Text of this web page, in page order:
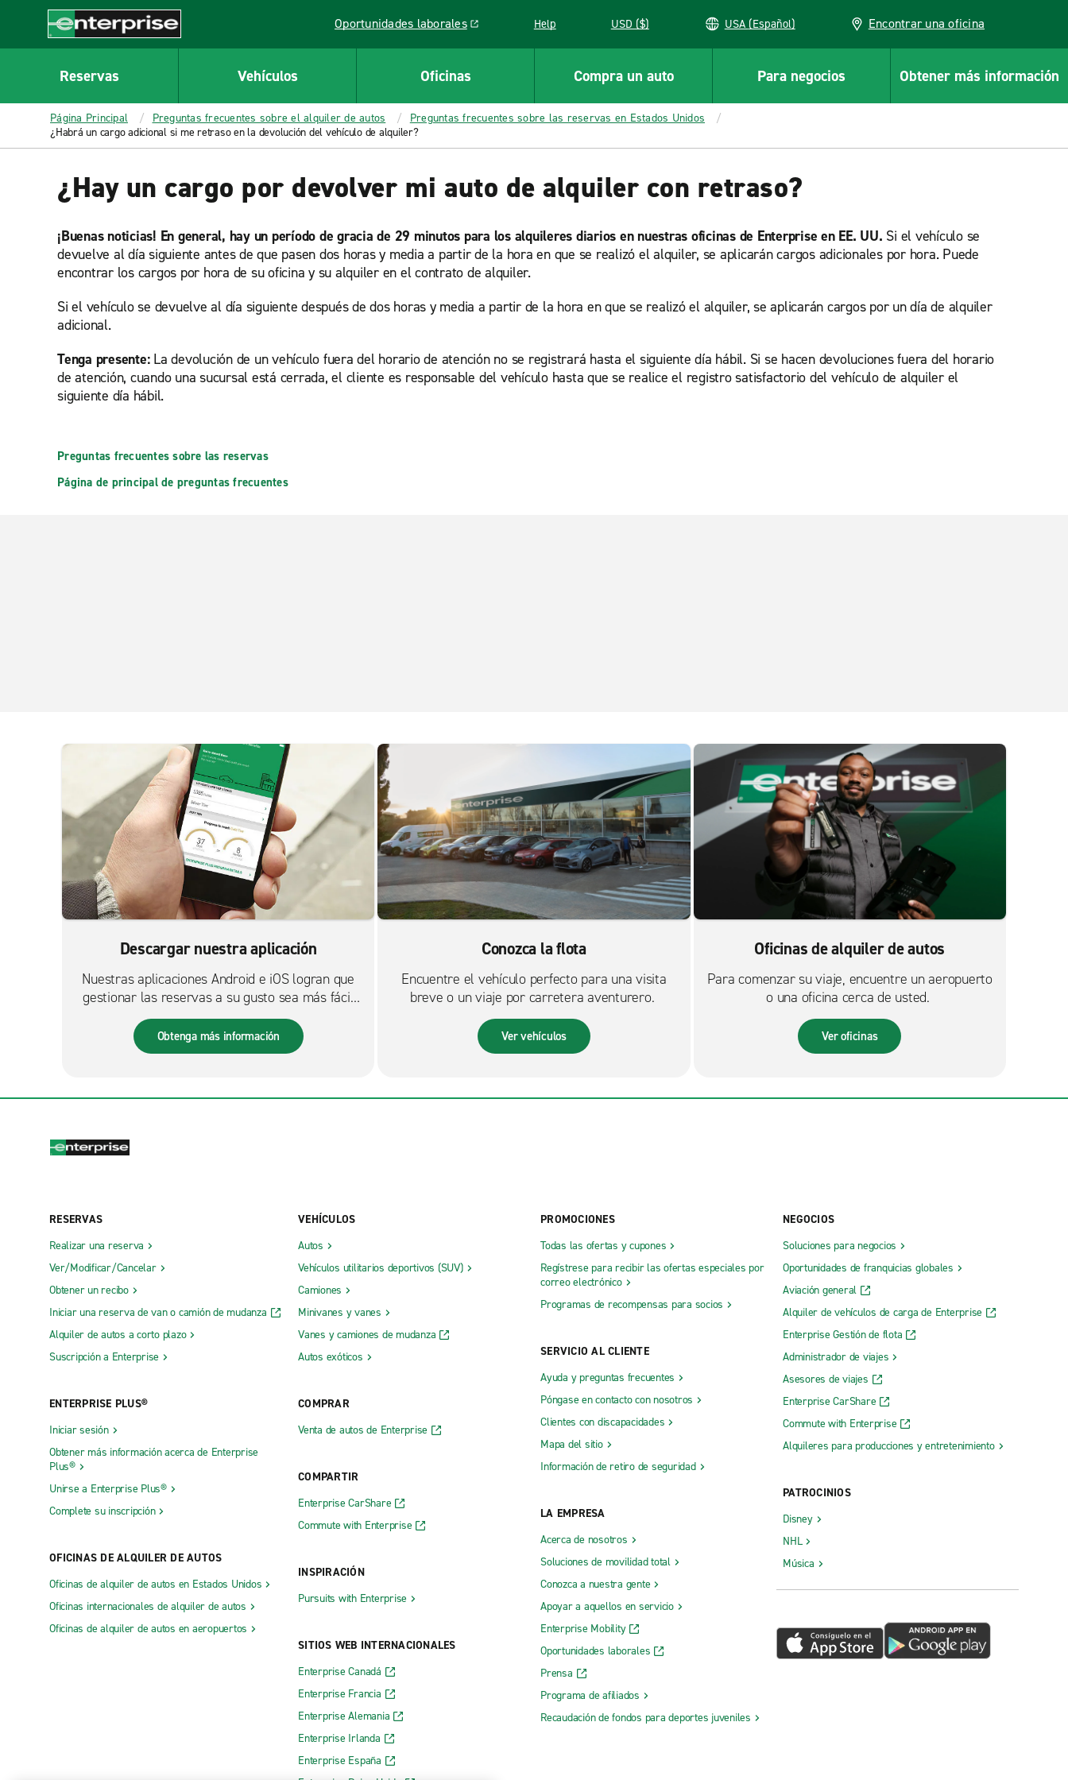
CONTENT
Enterprise
Oportunidades laborales
Link opens in a new window Help USD ($) USA (Español) Encontrar una oficina
Reservas Vehículos Oficinas Compra un auto Para negocios Obtener más información
Página Principal Preguntas frecuentes sobre el alquiler de autos
Preguntas frecuentes sobre las reservas en Estados Unidos
¿Habrá un cargo adicional si me retraso en la devolución del vehículo de alquiler?
¿Hay un cargo por devolver mi auto de alquiler con retraso?
¡Buenas noticias! En general, hay un período de gracia de 29 minutos para los alquileres diarios en nuestras oficinas de Enterprise en EE. UU. Si el vehículo se
devuelve al día siguiente antes de que pasen dos horas y media a partir de la hora en que se realizó el alquiler, se aplicarán cargos adicionales por hora. Puede
encontrar los cargos por hora de su oficina y su alquiler en el contrato de alquiler.
Si el vehículo se devuelve al día siguiente después de dos horas y media a partir de la hora en que se realizó el alquiler, se aplicarán cargos por un día de alquiler
adicional.
Tenga presente:La devolución de un vehículo fuera del horario de atención no se registrará hasta el siguiente día hábil. Si se hacen devoluciones fuera del horario
de atención, cuando una sucursal está cerrada, el cliente es responsable del vehículo hasta que se realice el registro satisfactorio del vehículo de alquiler el
siguiente día hábil.
Preguntas frecuentes sobre las reservas
Página de principal de preguntas frecuentes
Descargar nuestra aplicación
Nuestras aplicaciones Android e iOS logran que
gestionar las reservas a su gusto sea más fácil
que nunca.
Obtenga más información
Conozca la flota
Encuentre el vehículo perfecto para una visita
breve o un viaje por carretera aventurero.
Ver vehículos
Oficinas de alquiler de autos
Para comenzar su viaje, encuentre un aeropuerto
o una oficina cerca de usted.
Ver oficinas
RESERVAS
Realizar una reserva
Ver/Modificar/Cancelar
Obtener un recibo
Iniciar una reserva de van o camión de mudanza
Alquiler de autos a corto plazo
Suscripción a Enterprise
ENTERPRISE PLUS®
Iniciar sesión
Obtener más información acerca de Enterprise
Plus®
Unirse a Enterprise Plus®
Complete su inscripción
OFICINAS DE ALQUILER DE AUTOS
Oficinas de alquiler de autos en Estados Unidos
Oficinas internacionales de alquiler de autos
Oficinas de alquiler de autos en aeropuertos
VEHÍCULOS
Autos
Vehículos utilitarios deportivos (SUV)
Camiones
Minivanes y vanes
Vanes y camiones de mudanza
Autos exóticos
COMPRAR
Venta de autos de Enterprise
COMPARTIR
Enterprise CarShare
Commute with Enterprise
INSPIRACIÓN
Pursuits with Enterprise
SITIOS WEB INTERNACIONALES
Enterprise Canadá
Enterprise Francia
Enterprise Alemania
Enterprise Irlanda
Enterprise España
PROMOCIONES
Todas las ofertas y cupones
Regístrese para recibir las ofertas especiales por
correo electrónico
Programas de recompensas para socios
SERVICIO AL CLIENTE
Ayuda y preguntas frecuentes
Póngase en contacto con nosotros
Clientes con discapacidades
Mapa del sitio
Información de retiro de seguridad
LA EMPRESA
Acerca de nosotros
Soluciones de movilidad total
Conozca a nuestra gente
Apoyar a aquellos en servicio
Enterprise Mobility
Oportunidades laborales
Prensa
Programa de afiliados
Recaudación de fondos para deportes juveniles
NEGOCIOS
Soluciones para negocios
Oportunidades de franquicias globales
Aviación general
Alquiler de vehículos de carga de Enterprise
Enterprise Gestión de flota
Administrador de viajes
Asesores de viajes
Enterprise CarShare
Commute with Enterprise
Alquileres para producciones y entretenimiento
PATROCINIOS
Disney
NHL
Música